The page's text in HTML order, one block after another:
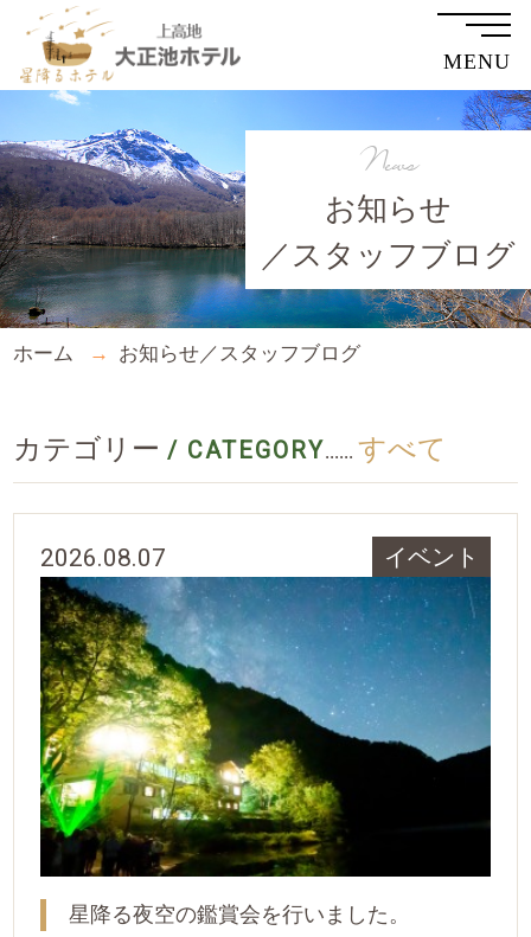
MENU
お知らせ
／スタッフブログ
News
ホーム お知らせ／スタッフブログ
カテゴリー / CATEGORY...... すべて
2026.08.07 イベント
星降る夜空の鑑賞会を行いました。